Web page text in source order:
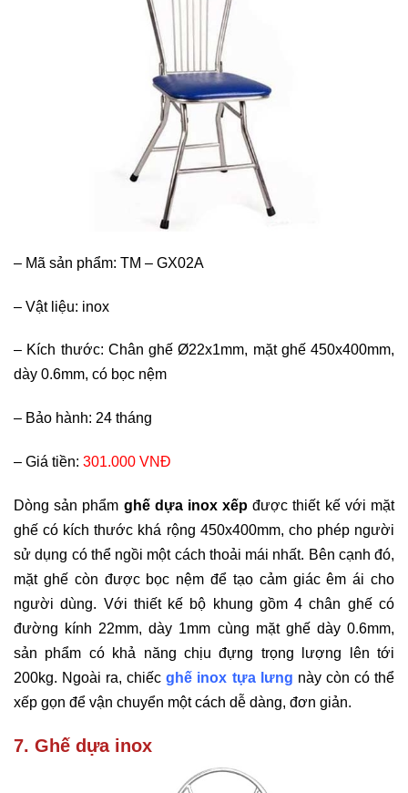
– Mã sản phẩm: TM – GX02A
– Vật liệu: inox
– Kích thước: Chân ghế Ø22x1mm, mặt ghế 450x400mm,
dày 0.6mm, có bọc nệm
– Bảo hành: 24 tháng
– Giá tiền: 301.000 VNĐ
Dòng sản phẩm ghế dựa inox xếp được thiết kế với mặt
ghế có kích thước khá rộng 450x400mm, cho phép người
sử dụng có thể ngồi một cách thoải mái nhất. Bên cạnh đó,
mặt ghế còn được bọc nệm để tạo cảm giác êm ái cho
người dùng. Với thiết kế bộ khung gồm 4 chân ghế có
đường kính 22mm, dày 1mm cùng mặt ghế dày 0.6mm,
sản phẩm có khả năng chịu đựng trọng lượng lên tới
200kg. Ngoài ra, chiếcghế inox tựa lưng này còn có thể
xếp gọn để vận chuyển một cách dễ dàng, đơn giản.
7. Ghế dựa inox